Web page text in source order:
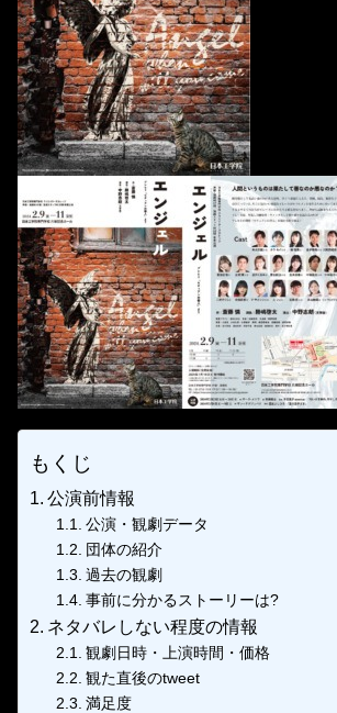
もくじ
公演前情報
公演・観劇データ
団体の紹介
過去の観劇
事前に分かるストーリーは?
ネタバレしない程度の情報
観劇日時・上演時間・価格
観た直後のtweet
満足度